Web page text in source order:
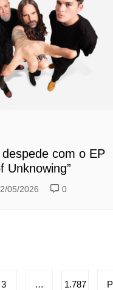
com o EP
Unknowing”
05/2026 0
3 … 1.787